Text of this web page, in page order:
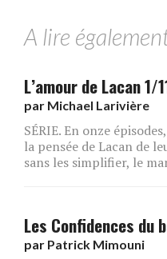
A lire
L’amour de Lacan 1/
par Michael Larivière
SÉRIE. En onze
la pensée de Lacan de
sans les simplifier, le
Les Confidences du
par Patrick Mimouni